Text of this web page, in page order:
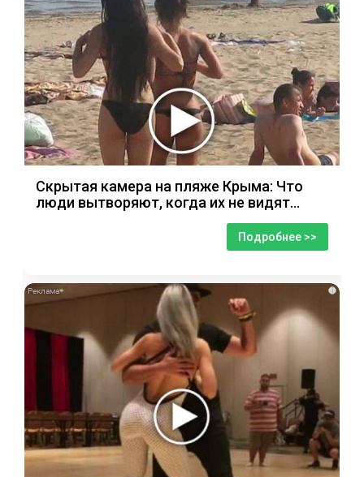
Скрытая камера на пляже Крыма: Что
люди вытворяют, когда их не видят...
Подробнее >>
i